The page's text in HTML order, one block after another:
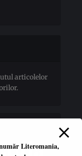
articolelor
Literomania,